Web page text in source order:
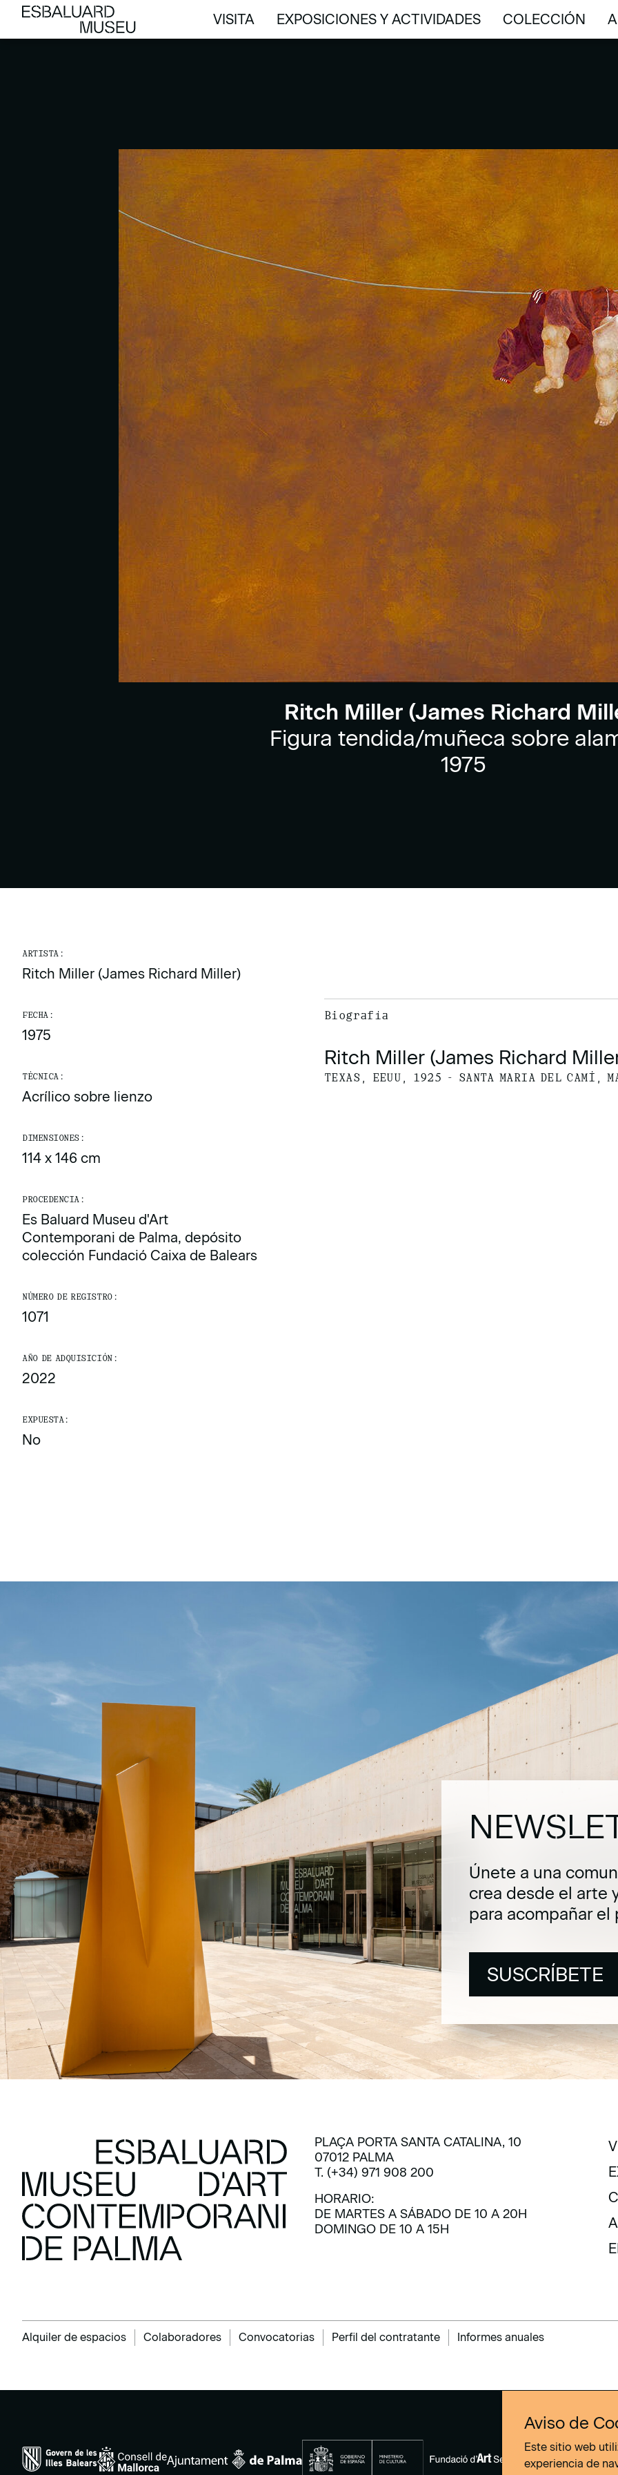
VISITA
VISITA
EXPOSICIONES Y ACTIVIDADES
EXPOSICIONES Y ACTIVIDADES
COLECCIÓN
COLECCIÓN
Ritch Miller (James Richard
Figura tendida/muñeca sobre
1975
ARTISTA:
Ritch Miller (James Richard Miller)
FECHA:
1975
TÉCNICA:
Acrílico sobre lienzo
DIMENSIONES:
114 x 146 cm
PROCEDENCIA:
Es Baluard Museu d'Art
Contemporani de Palma, depósito
colección Fundació Caixa de Balears
NÚMERO DE REGISTRO:
1071
AÑO DE ADQUISICIÓN:
2022
EXPUESTA:
No
Biografía
Ritch Miller (James Richard
TEXAS, EEUU, 1925 - SANTA MARIA DEL CAMÍ,
Únete a una
crea desde el arte
para acompañar
SUSCRÍBETE
PLAÇA PORTA SANTA CATALINA, 10
07012 PALMA
T. (+34) 971 908 200
HORARIO:
DE MARTES A SÁBADO DE 10 A 20H
DOMINGO DE 10 A 15H
Alquiler de espacios Colaboradores Convocatorias Perfil del contratante Informes anuales
Aviso de
Este sitio web
experiencia de